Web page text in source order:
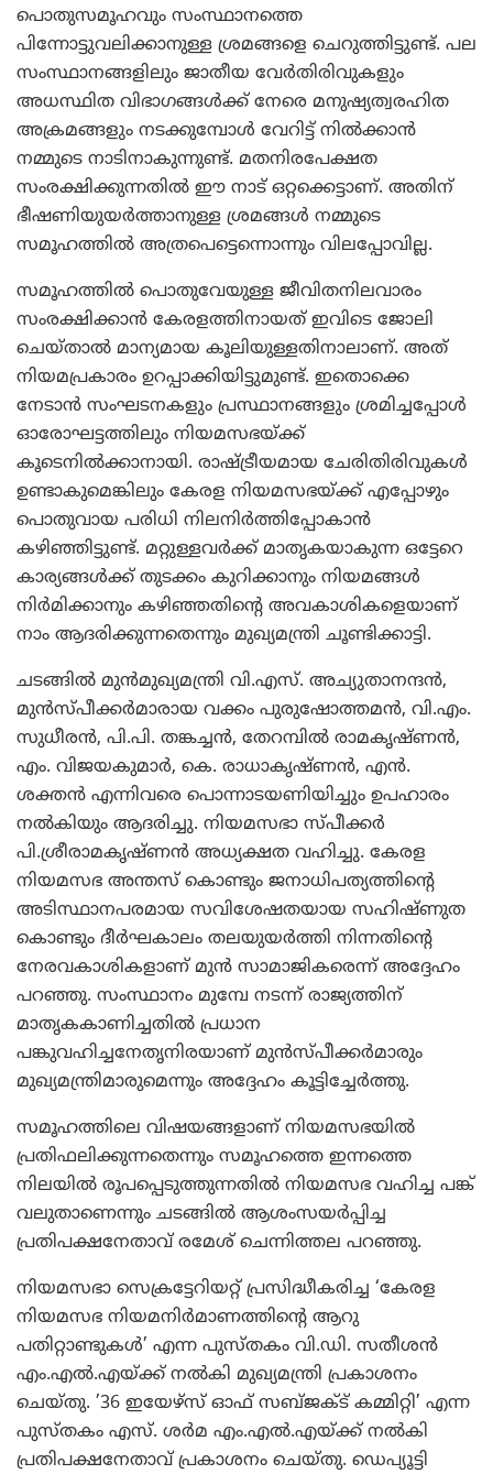
പൊതുസമൂഹവും സംസ്ഥാനത്തെ
പിന്നോട്ടുവലിക്കാനുള്ള ശ്രമങ്ങളെ ചെറുത്തിട്ടുണ്ട്. പല
സംസ്ഥാനങ്ങളിലും ജാതീയ വേര്‍തിരിവുകളും
അധസ്ഥിത വിഭാഗങ്ങള്‍ക്ക് നേരെ മനുഷ്യത്വരഹിത
അക്രമങ്ങളും നടക്കുമ്പോള്‍ വേറിട്ട് നില്‍ക്കാന്‍
നമ്മുടെ നാടിനാകുന്നുണ്ട്. മതനിരപേക്ഷത
സംരക്ഷിക്കുന്നതില്‍ ഈ നാട് ഒറ്റക്കെട്ടാണ്. അതിന്
ഭീഷണിയുയര്‍ത്താനുള്ള ശ്രമങ്ങള്‍ നമ്മുടെ
സമൂഹത്തില്‍ അത്രപെട്ടെന്നൊന്നും വിലപ്പോവില്ല.
സമൂഹത്തില്‍ പൊതുവേയുള്ള ജീവിതനിലവാരം
സംരക്ഷിക്കാന്‍ കേരളത്തിനായത് ഇവിടെ ജോലി
ചെയ്താല്‍ മാന്യമായ കൂലിയുള്ളതിനാലാണ്. അത്
നിയമപ്രകാരം ഉറപ്പാക്കിയിട്ടുമുണ്ട്. ഇതൊക്കെ
നേടാന്‍ സംഘടനകളും പ്രസ്ഥാനങ്ങളും ശ്രമിച്ചപ്പോള്‍
ഓരോഘട്ടത്തിലും നിയമസഭയ്ക്ക്
കൂടെനില്‍ക്കാനായി. രാഷ്ട്രീയമായ ചേരിതിരിവുകള്‍
ഉണ്ടാകുമെങ്കിലും കേരള നിയമസഭയ്ക്ക് എപ്പോഴും
പൊതുവായ പരിധി നിലനിര്‍ത്തിപ്പോകാന്‍
കഴിഞ്ഞിട്ടുണ്ട്. മറ്റുള്ളവര്‍ക്ക് മാതൃകയാകുന്ന ഒട്ടേറെ
കാര്യങ്ങള്‍ക്ക് തുടക്കം കുറിക്കാനും നിയമങ്ങള്‍
നിര്‍മിക്കാനും കഴിഞ്ഞതിന്റെ അവകാശികളെയാണ്
നാം ആദരിക്കുന്നതെന്നും മുഖ്യമന്ത്രി ചൂണ്ടിക്കാട്ടി.
ചടങ്ങില്‍ മുന്‍മുഖ്യമന്ത്രി വി.എസ്. അച്യുതാനന്ദന്‍,
മുന്‍സ്പീക്കര്‍മാരായ വക്കം പുരുഷോത്തമന്‍, വി.എം.
സുധീരന്‍, പി.പി. തങ്കച്ചന്‍, തേറമ്പില്‍ രാമകൃഷ്ണന്‍,
എം. വിജയകുമാര്‍, കെ. രാധാകൃഷ്ണന്‍, എന്‍.
ശക്തന്‍ എന്നിവരെ പൊന്നാടയണിയിച്ചും ഉപഹാരം
നല്‍കിയും ആദരിച്ചു. നിയമസഭാ സ്പീക്കര്‍
പി.ശ്രീരാമകൃഷ്ണന്‍ അധ്യക്ഷത വഹിച്ചു. കേരള
നിയമസഭ അന്തസ് കൊണ്ടും ജനാധിപത്യത്തിന്റെ
അടിസ്ഥാനപരമായ സവിശേഷതയായ സഹിഷ്ണുത
കൊണ്ടും ദീര്‍ഘകാലം തലയുയര്‍ത്തി നിന്നതിന്റെ
നേരവകാശികളാണ് മുന്‍ സാമാജികരെന്ന് അദ്ദേഹം
പറഞ്ഞു. സംസ്ഥാനം മുമ്പേ നടന്ന് രാജ്യത്തിന്
മാതൃകകാണിച്ചതില്‍ പ്രധാന
പങ്കുവഹിച്ചനേതൃനിരയാണ് മുന്‍സ്പീക്കര്‍മാരും
മുഖ്യമന്ത്രിമാരുമെന്നും അദ്ദേഹം കൂട്ടിച്ചേര്‍ത്തു.
സമൂഹത്തിലെ വിഷയങ്ങളാണ് നിയമസഭയില്‍
പ്രതിഫലിക്കുന്നതെന്നും സമൂഹത്തെ ഇന്നത്തെ
നിലയില്‍ രൂപപ്പെടുത്തുന്നതില്‍ നിയമസഭ വഹിച്ച പങ്ക്
വലുതാണെന്നും ചടങ്ങില്‍ ആശംസയര്‍പ്പിച്ച
പ്രതിപക്ഷനേതാവ് രമേശ് ചെന്നിത്തല പറഞ്ഞു.
നിയമസഭാ സെക്രട്ടേറിയറ്റ് പ്രസിദ്ധീകരിച്ച ‘കേരള
നിയമസഭ നിയമനിര്‍മാണത്തിന്റെ ആറു
പതിറ്റാണ്ടുകള്‍’ എന്ന പുസ്തകം വി.ഡി. സതീശന്‍
എം.എല്‍.എയ്ക്ക് നല്‍കി മുഖ്യമന്ത്രി പ്രകാശനം
ചെയ്തു. ’36 ഇയേഴ്‌സ് ഓഫ് സബ്ജക്ട് കമ്മിറ്റി’ എന്ന
പുസ്തകം എസ്. ശര്‍മ എം.എല്‍.എയ്ക്ക് നല്‍കി
പ്രതിപക്ഷനേതാവ് പ്രകാശനം ചെയ്തു. ഡെപ്യൂട്ടി